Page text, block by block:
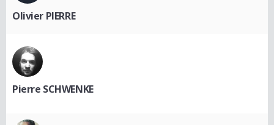
Olivier PIERRE
Pierre SCHWENKE